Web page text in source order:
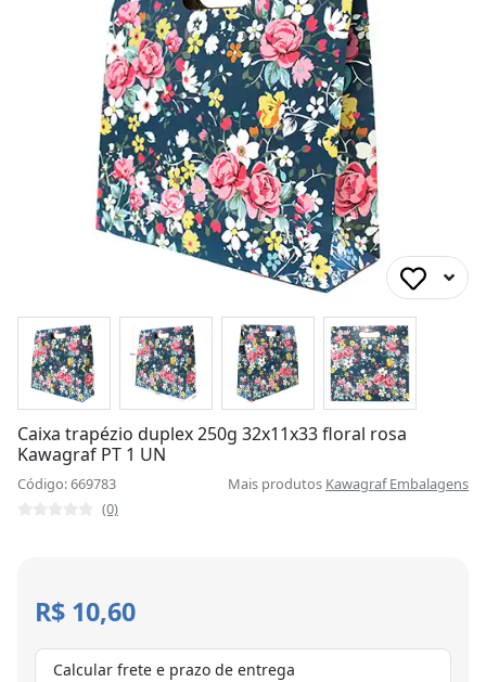
Caixa trapézio duplex 250g 32x11x33 floral rosa
Kawagraf PT 1 UN
Código: 669783 Mais produtos Kawagraf Embalagens
(0)
R$ 10,60
Calcular frete e prazo de entrega